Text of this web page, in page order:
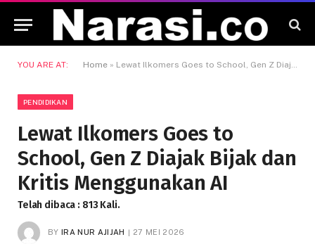
YOU ARE AT: Home » Lewat Ilkomers Goes to School, Gen Z Diajak Bijak dan Kritis Menggunakan AI
PENDIDIKAN
Lewat Ilkomers Goes to
School, Gen Z Diajak Bijak dan
Kritis Menggunakan AI
Telah dibaca : 813 Kali.
BY IRA NUR AJIJAH 27 MEI 2026